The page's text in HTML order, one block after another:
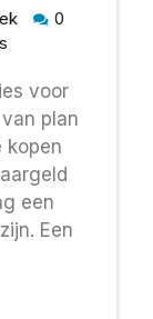
0
voor
plan
kopen
een
Een